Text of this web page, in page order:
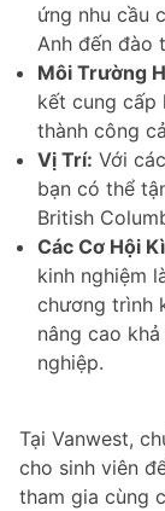
ứng nhu cầu
Anh đến đào
Môi Trường
kết cung cấp
thành công
Vị Trí: Với
bạn có thể
British
Các Cơ Hội
kinh nghiệm
chương trình
nâng cao
nghiệp.
Tại Vanwest,
cho sinh viên
tham gia cùng